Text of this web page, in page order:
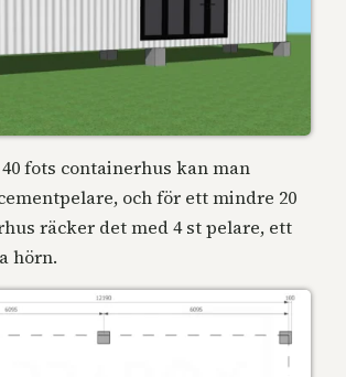
fots containerhus kan man
och för ett mindre 20
räcker det med 4 st pelare, ett
hörn.